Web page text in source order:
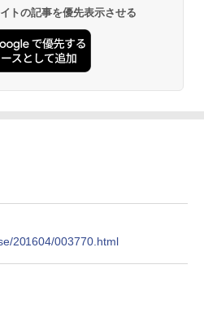
方A ヨーロッパ
本地理 地図・統計・移動から読み
(パイクスピーク) 着替えテン
バシー テント 【中が透けない】 1
りたたみ 防災グッズ 災害用トイレ ビ
ニック ポップアップテント 携帯 簡
テント (グレー)
ーズコレクション 山善] 傘みたいに
ポップアップテント エクルベージ
ステンレス保冷剤 2個セット 2
ューアル 急速冷凍 空間倍増 衛生的
ト 保冷力長持ち
カット 4段階高さ調整 軽量 収納袋付
トの記事を優先表示させる
201604/003770.html